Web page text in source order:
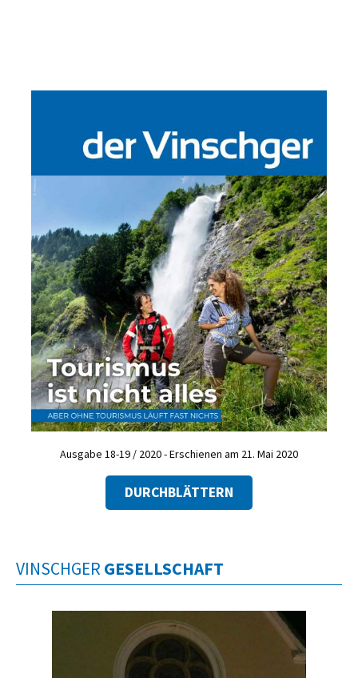
Ausgabe 18-19 / 2020 - Erschienen am 21. Mai 2020
DURCHBLÄTTERN
VINSCHGER GESELLSCHAFT